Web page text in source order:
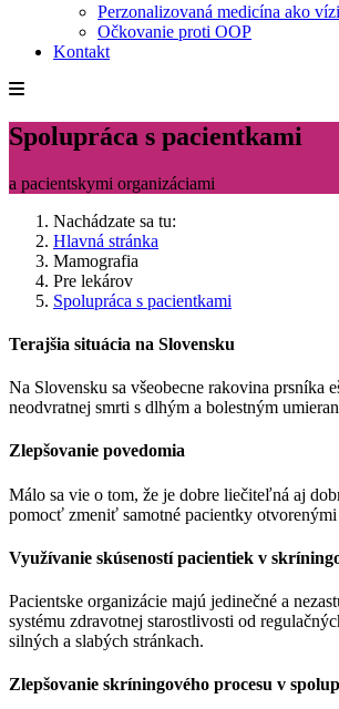
Perzonalizovaná medicína ako
Očkovanie proti OOP
Kontakt
Spolupráca s pacientkami
a pacientskymi organizáciami
Nachádzate sa tu:
Hlavná stránka
Mamografia
Pre lekárov
Spolupráca s pacientkami
Terajšia situácia na Slovensku
Na Slovensku sa všeobecne rakovina prsníka
neodvratnej smrti s dlhým a bolestným
Zlepšovanie povedomia
Málo sa vie o tom, že je dobre liečiteľná aj
pomocť zmeniť samotné pacientky
Využívanie skúseností pacientiek v
Pacientske organizácie majú jedinečné a
systému zdravotnej starostlivosti od
silných a slabých stránkach.
Zlepšovanie skríningového procesu v